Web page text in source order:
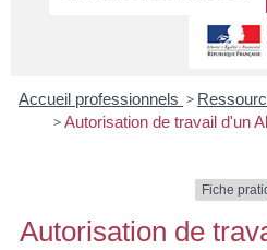
Accueil professionnels >
> Autorisation de travail d'un
Fiche
Autorisation de